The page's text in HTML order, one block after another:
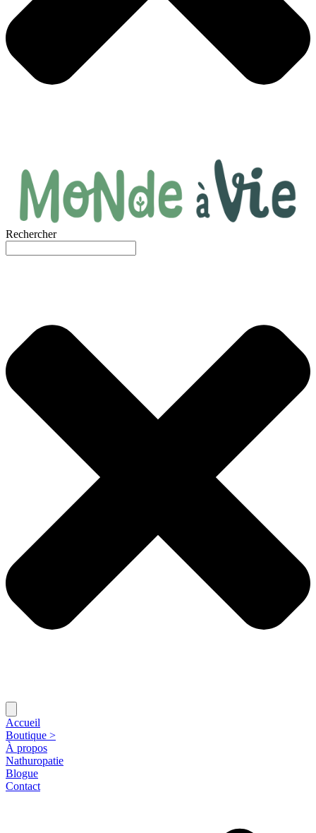
Rechercher
Accueil
Boutique >
À propos
Nathuropatie
Blogue
Contact